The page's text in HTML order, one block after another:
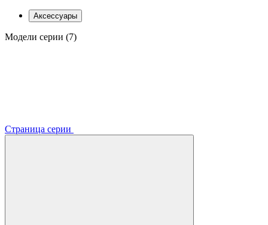
Аксессуары
Модели серии (7)
Страница серии